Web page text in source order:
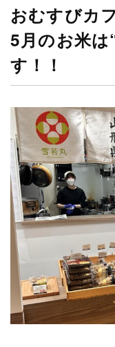
販売者・消費者
会社概要
ブログ
プライバシーポリシ
おむすびカ
5月のお米は
す！！